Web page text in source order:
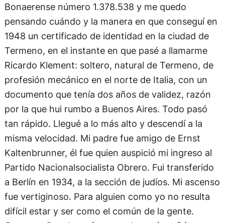
Bonaerense número 1.378.538 y me quedo
pensando cuándo y la manera en que conseguí en
1948 un certificado de identidad en la ciudad de
Termeno, en el instante en que pasé a llamarme
Ricardo Klement: soltero, natural de Termeno, de
profesión mecánico en el norte de Italia, con un
documento que tenía dos años de validez, razón
por la que hui rumbo a Buenos Aires. Todo pasó
tan rápido. Llegué a lo más alto y descendí a la
misma velocidad. Mi padre fue amigo de Ernst
Kaltenbrunner, él fue quien auspició mi ingreso al
Partido Nacionalsocialista Obrero. Fui transferido
a Berlín en 1934, a la sección de judíos. Mi ascenso
fue vertiginoso. Para alguien como yo no resulta
difícil estar y ser como el común de la gente.